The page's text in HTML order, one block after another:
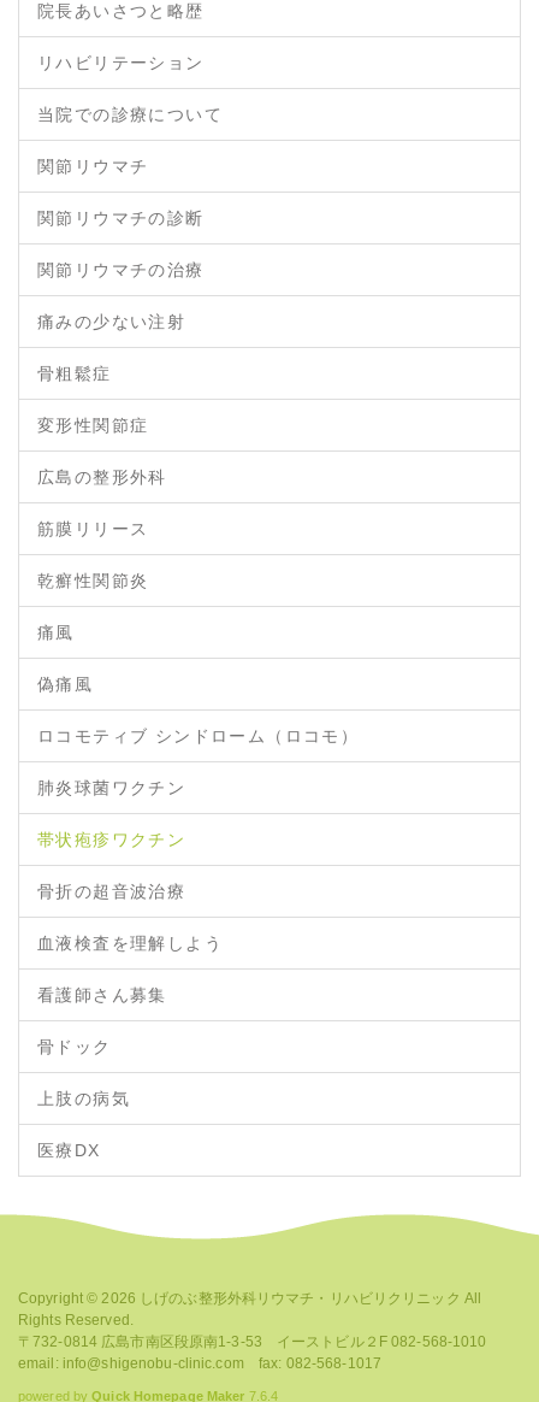
院長あいさつと略歴
リハビリテーション
当院での診療について
関節リウマチ
関節リウマチの診断
関節リウマチの治療
痛みの少ない注射
骨粗鬆症
変形性関節症
広島の整形外科
筋膜リリース
乾癬性関節炎
痛風
偽痛風
ロコモティブ シンドローム（ロコモ）
肺炎球菌ワクチン
帯状疱疹ワクチン
骨折の超音波治療
血液検査を理解しよう
看護師さん募集
骨ドック
上肢の病気
医療DX
Copyright © 2026 しげのぶ整形外科リウマチ・リハビリクリニック All
Rights Reserved.
〒732-0814 広島市南区段原南1-3-53 イーストビル２F 082-568-1010
email: info@shigenobu-clinic.com fax: 082-568-1017
powered byQuick Homepage Maker 7.6.4